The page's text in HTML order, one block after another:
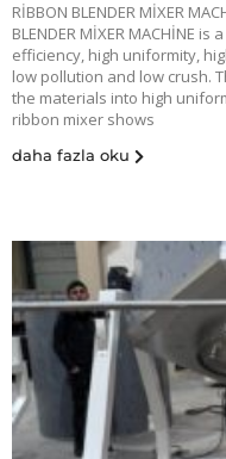
RİBBON BLENDER MİXER
BLENDER MİXER MACHİNE
efficiency, high uniformity,
low pollution and low crush.
the materials into high
ribbon mixer shows
daha fazla oku